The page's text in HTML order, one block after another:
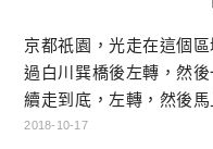
京都祇園，光走在這個
過白川巽橋後左轉，然
續走到底，左轉，然後
小路，不也是一種風雅？
2018-10-17